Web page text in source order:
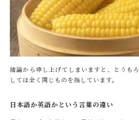
結論から申し上げてしまいますと、とうも
しては全く同じものを指しています。
日本語か英語かという言葉の違い